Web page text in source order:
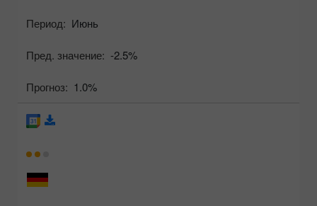
Период: Июнь
Пред. значение: -2.5%
Прогноз: 1.0%